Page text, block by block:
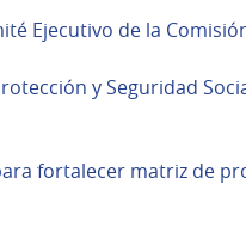
Ejecutivo de la
y Seguridad
fortalecer matriz de